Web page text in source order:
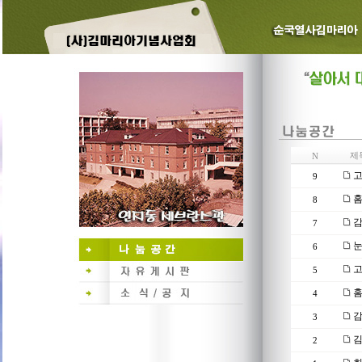
N 제
9
8
7
6
5
4
3
2